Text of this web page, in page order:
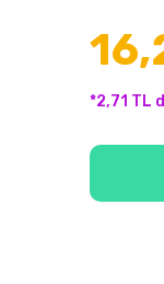
*2,71 TL